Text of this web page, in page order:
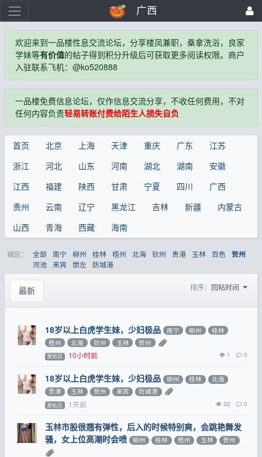
广西
欢迎来到一品楼性息交流论坛，分享楼凤兼职，桑拿洗浴，良家
学妹等有价值的帖子得到积分升级后可获取更多阅读权限。商户
入驻联系飞机：@ko520888
一品楼免费信息论坛，仅作信息交流分享，不收任何费用，不对
任何内容负责轻易转账付费给陌生人损失自负
首页 北京 上海 天津 重庆 广东
江苏
浙江
河北 山东 河南 湖北 湖南
安徽
江西
福建 陕西 甘肃 宁夏 四川
广西
贵州
云南 辽宁 黑龙江 吉林 新疆
内蒙古
山西
青海 西藏 海南
城区： 全部 南宁 柳州 桂林 梧州 北海 钦州 贵港 玉林 百色 贺州
河池 来宾 崇左 防城港
最新 排序： 回帖时间
18岁以上白虎学生妹，少妇极品 南宁 柳州
桂林
梧州
北海 钦州 玉林 贺州
发帖员 10小时前 1 0
18岁以上白虎学生妹，少妇极品 柳州 桂林
北海
贵港
玉林 贺州 来宾 防城港
发帖员 1天前 32 0
玉林市股很翘有弹性，后入的时候特别爽，会跳艳舞发
骚，女上位高潮时会喷
柳州 桂林 梧州 玉林 贺州